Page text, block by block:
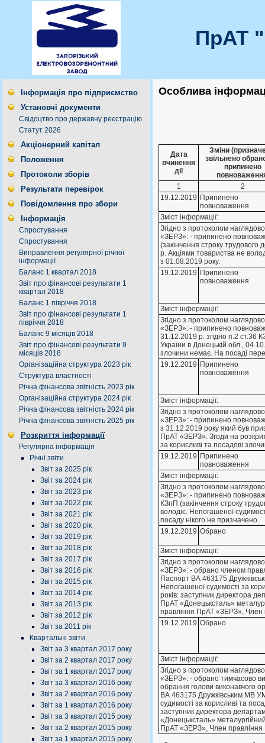
ПрАТ
Інформація про підприємство
Установчі документи
Свідоцтво про державну реєстрацію
Статут 2026
Акціонерний капітал
Положення
Протоколи зборів
Результати перевірок
Повідомлення про збори
Інформація
Спростування
Спростування
Виправлення регулярної річної
інформації
Баланс 1 квартал 2018
Звіт про фінансові результати 1
квартал 2018
Баланс 1 півріччя 2018
Звіт про фінансові результати 1
півріччя 2018
Баланс 9 місяців 2018
Звіт про фінансові результати 9
місяців 2018
Організаційна структура 2023 рік
Структура властності
Річна фінансова звітність 2023 рік
Організаційна структура 2024 рік
Річна фінансова звітність 2024 рік
Річна фінансова звітність 2025 рік
Розкриття інформації
Регулярна інформація
Річні звіти
Звіт за 2025 рік
Звіт за 2024 рік
Звіт за 2023 рік
Звіт за 2022 рік
Звіт за 2021 рік
Звіт за 2020 рік
Звіт за 2019 рік
Звіт за 2018 рік
Звіт за 2017 рік
Звіт за 2016 рік
Звіт за 2015 рік
Звіт за 2014 рік
Звіт за 2013 рік
Звіт за 2012 рік
Звіт за 2011 рік
Квартальні звіти
Звіт за 3 квартал 2017 року
Звіт за 2 квартал 2017 року
Звіт за 1 квартал 2017 року
Звіт за 3 квартал 2016 року
Звіт за 2 квартал 2016 року
Звіт за 1 квартал 2016 року
Звіт за 3 квартал 2015 року
Звіт за 2 квартал 2015 року
Звіт за 1 квартал 2015 року
Особлива
Дата
вчинення
дії
Зміни
звільнено
припинено
1
2
19.12.2019 Припинено
повноваження
Зміст інформації:
Згiдно з протоколом
«ЗЕРЗ»: - припинено
(закiнчення строку
р. Акцiями товариства не
з 01.08.2019 року.
19.12.2019 Припинено
повноваження
Зміст інформації:
Згiдно з протоколом
«ЗЕРЗ»: - припинено
31.12.2019 р. згiдно п.2 ст.36
України в Донецькiй обл.,
злочини немає. На посадi
19.12.2019 Припинено
повноваження
Зміст інформації:
Згiдно з протоколом
«ЗЕРЗ»: - припинено
з 31.12.2019 року який був
ПрАТ «ЗЕРЗ». Згоди на
за корисливi та посадовi
19.12.2019 Припинено
повноваження
Зміст інформації:
Згiдно з протоколом
«ЗЕРЗ»: - припинено
КЗпП (закiнчення строку
володiє. Непогашеної
посаду нiкого не призначено.
19.12.2019 Обрано
Зміст інформації:
Згiдно з протоколом
«ЗЕРЗ»: - обрано членом
Паспорт ВА 463175
Непогашеної судимостi за
рокiв: заступник директора
ПрАТ «Донецьксталь»
правлiння ПрАТ «ЗЕРЗ»,
19.12.2019 Обрано
Зміст інформації:
Згiдно з протоколом
«ЗЕРЗ»: - обрано тимчасово
обрання голови виконавчого
ВА 463175 Дружкiвським МВ
судимостi за корисливi та
заступник директора
«Донецьксталь»
ПрАТ «ЗЕРЗ», Член